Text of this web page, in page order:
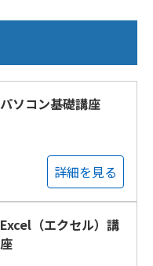
パソコン基礎講座
詳細を見る
Excel（エクセル）講
座